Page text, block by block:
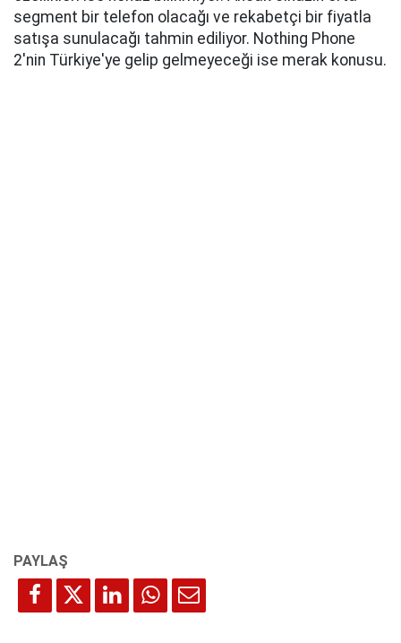
segment bir telefon olacağı ve rekabetçi bir fiyatla
satışa sunulacağı tahmin ediliyor. Nothing Phone
2'nin Türkiye'ye gelip gelmeyeceği ise merak konusu.